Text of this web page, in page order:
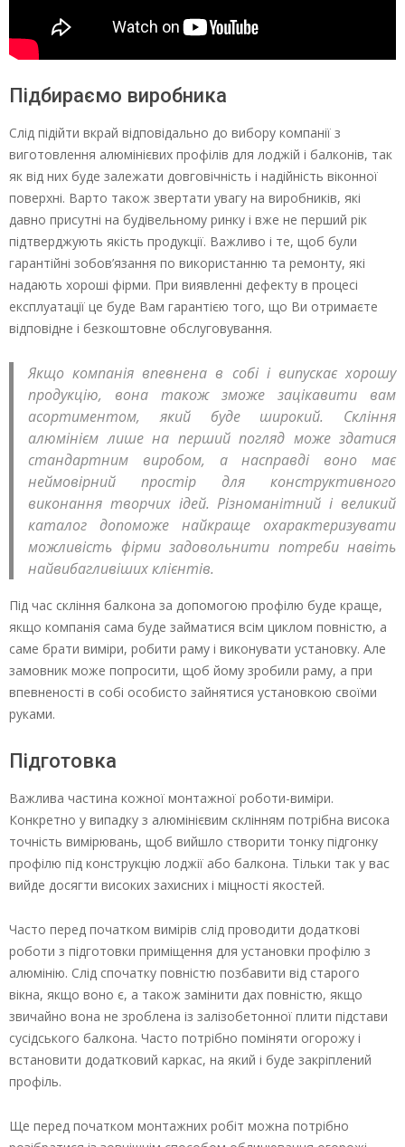
Підбираємо виробника
Слід підійти вкрай відповідально до вибору компанії з
виготовлення алюмінієвих профілів для лоджій і балконів, так
як від них буде залежати довговічність і надійність віконної
поверхні. Варто також звертати увагу на виробників, які
давно присутні на будівельному ринку і вже не перший рік
підтверджують якість продукції. Важливо і те, щоб були
гарантійні зобов’язання по використанню та ремонту, які
надають хороші фірми. При виявленні дефекту в процесі
експлуатації це буде Вам гарантією того, що Ви отримаєте
відповідне і безкоштовне обслуговування.
Якщо компанія впевнена в собі і випускає хорошу
продукцію, вона також зможе зацікавити вам
асортиментом, який буде широкий. Скління
алюмінієм лише на перший погляд може здатися
стандартним виробом, а насправді воно має
неймовірний простір для конструктивного
виконання творчих ідей. Різноманітний і великий
каталог допоможе найкраще охарактеризувати
можливість фірми задовольнити потреби навіть
найвибагливіших клієнтів.
Під час скління балкона за допомогою профілю буде краще,
якщо компанія сама буде займатися всім циклом повністю, а
саме брати виміри, робити раму і виконувати установку. Але
замовник може попросити, щоб йому зробили раму, а при
впевненості в собі особисто зайнятися установкою своїми
руками.
Підготовка
Важлива частина кожної монтажної роботи-виміри.
Конкретно у випадку з алюмінієвим склінням потрібна висока
точність вимірювань, щоб вийшло створити тонку підгонку
профілю під конструкцію лоджії або балкона. Тільки так у вас
вийде досягти високих захисних і міцності якостей.
Часто перед початком вимірів слід проводити додаткові
роботи з підготовки приміщення для установки профілю з
алюмінію. Слід спочатку повністю позбавити від старого
вікна, якщо воно є, а також замінити дах повністю, якщо
звичайно вона не зроблена із залізобетонної плити підстави
сусідського балкона. Часто потрібно поміняти огорожу і
встановити додатковий каркас, на який і буде закріплений
профіль.
Ще перед початком монтажних робіт можна потрібно